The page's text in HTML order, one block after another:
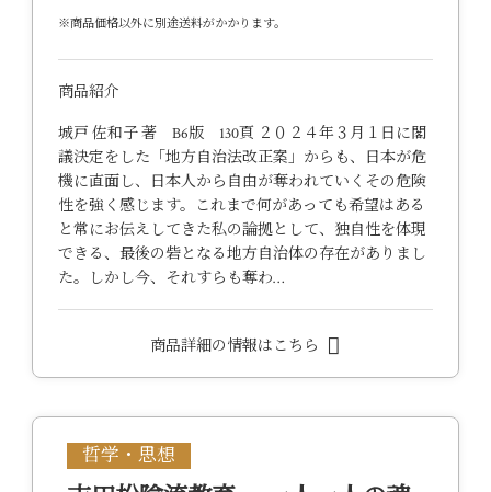
※商品価格以外に別途送料がかかります。
商品紹介
城戸 佐和子 著 B6版 130頁 ２０２４年３月１日に閣
議決定をした「地方自治法改正案」からも、日本が危
機に直面し、日本人から自由が奪われていくその危険
性を強く感じます。これまで何があっても希望はある
と常にお伝えしてきた私の論拠として、独自性を体現
できる、最後の砦となる地方自治体の存在がありまし
た。しかし今、それすらも奪わ…
商品詳細の情報はこちら
哲学・思想